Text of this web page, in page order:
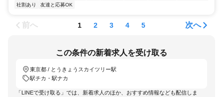
社割あり
友達と応募OK
前へ 1 2 3 4 5 次へ
この条件の新着求人を受け取る
東京都 / とうきょうスカイツリー駅
駅チカ・駅ナカ
「LINEで受け取る」では、新着求人のほか、おすすめ情報なども配信しま